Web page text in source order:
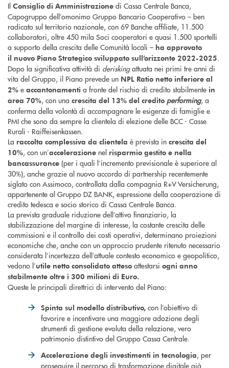
Il Consiglio di Amministrazione di Cassa Centrale Banca,
Capogruppo dell’omonimo Gruppo Bancario Cooperativo – ben
radicato sul territorio nazionale, con 69 Banche affiliate, 11.500
collaboratori, oltre 450 mila Soci cooperatori e quasi 1.500 sportelli
a supporto della crescita delle Comunità locali – ha approvato
il nuovo Piano Strategico sviluppato sull’orizzonte 2022-2025.
Dopo la significativa attività di deriskingattuata nei primi tre anni di
vita del Gruppo, il Piano prevede un NPL Ratio netto inferiore al
2% e accantonamenti a fronte del rischio di credito stabilmente in
area 70%, con una crescita del 13% del credito performing, a
conferma della volontà di accompagnare le esigenze di famiglie e
PMI che sono da sempre la clientela di elezione delle BCC - Casse
Rurali - Raiffeisenkassen.
La raccolta complessiva da clientela è prevista in crescita del
10%, con un’accelerazione nel risparmio gestito e nella
bancassurance (per i quali l’incremento previsionale è superiore al
30%), anche grazie al nuovo accordo di partnership recentemente
siglato con Assimoco, controllata dalla compagnia R+V Versicherung,
appartenente al Gruppo DZ BANK, espressione della cooperazione di
credito tedesca e socio storico di Cassa Centrale Banca.
La prevista graduale riduzione dell’attivo finanziario, la
stabilizzazione del margine di interesse, la costante crescita delle
commissioni e il controllo dei costi operativi, determinano proiezioni
economiche che, anche con un approccio prudente ritenuto necessario
considerata l’incertezza dell’attuale contesto economico e geopolitico,
vedono l’utile netto consolidato atteso attestarsi ogni anno
stabilmente oltre i 300 milioni di Euro.
Queste le principali direttrici di intervento del Piano:
Spinta sul modello distributivo, con l’obiettivo di
favorire e incentivare una maggiore adozione degli
strumenti di gestione evoluta della relazione, vero
patrimonio distintivo del Gruppo Cassa Centrale.
Accelerazione degli investimenti in tecnologia, per
proseguire il percorso di trasformazione digitale già